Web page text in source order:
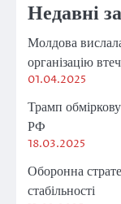
Недавні
Молдова
організацію
01.04.2025
Трамп
РФ
18.03.2025
Оборонна
стабільності